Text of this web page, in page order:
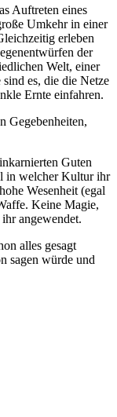
Auftreten eines
Umkehr in einer
erleben
der
Welt, einer
es, die die Netze
Ernte einfahren.
Gegebenheiten,
Guten
in welcher Kultur ihr
Wesenheit (egal
Keine Magie,
angewendet.
alles gesagt
sagen würde und